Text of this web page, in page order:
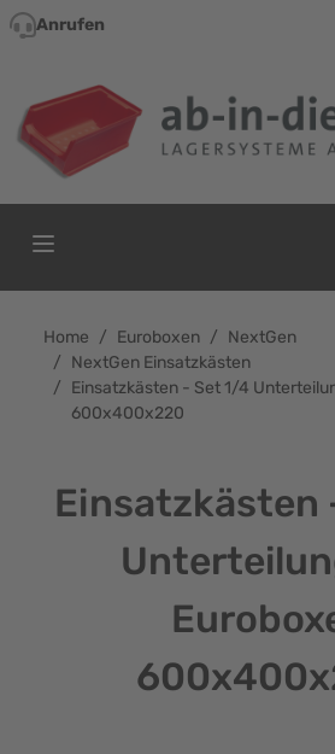
Direkt zum Inhalt
Anrufen
Home / Euroboxen / NextGen
/ NextGen Einsatzkästen
/ Einsatzkästen - Set 1/4
600x400x220
Einsatzkästen